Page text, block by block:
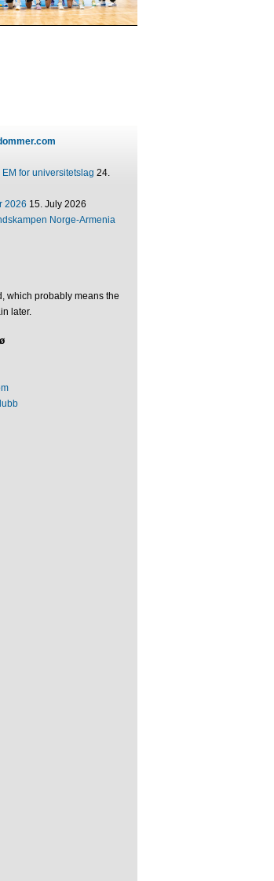
for universitetslag 24.
2026 15. July 2026
Norge-Armenia
which probably means the
later.